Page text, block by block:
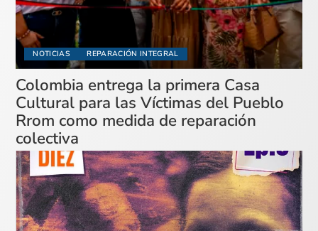
NOTICIAS REPARACIÓN INTEGRAL
Colombia entrega la primera Casa
Cultural para las Víctimas del Pueblo
Rrom como medida de reparación
colectiva